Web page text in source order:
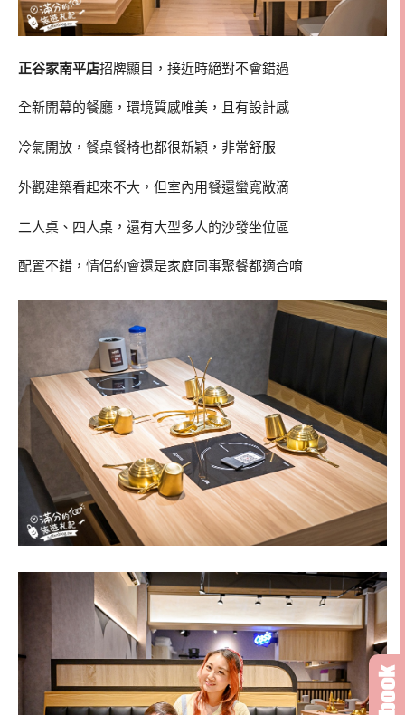
正谷家南平店招牌顯目，接近時絕對不會錯過
全新開幕的餐廳，環境質感唯美，且有設計感
冷氣開放，餐桌餐椅也都很新穎，非常舒服
外觀建築看起來不大，但室內用餐還蠻寬敞滴
二人桌、四人桌，還有大型多人的沙發坐位區
配置不錯，情侶約會還是家庭同事聚餐都適合唷